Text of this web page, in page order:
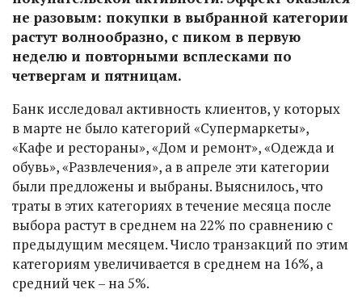
не разовым: покупки в выбранной категории
растут волнообразно, с пиком в первую
неделю и повторными всплесками по
четвергам и пятницам.
Банк исследовал активность клиентов, у которых
в марте не было категорий «Супермаркеты»,
«Кафе и рестораны», «Дом и ремонт», «Одежда и
обувь», «Развлечения», а в апреле эти категории
были предложены и выбраны. Выяснилось, что
траты в этих категориях в течение месяца после
выбора растут в среднем на 22% по сравнению с
предыдущим месяцем. Число транзакций по этим
категориям увеличивается в среднем на 16%, а
средний чек – на 5%.